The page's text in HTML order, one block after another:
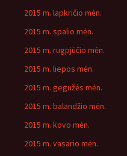
2015 m. lapkričio mėn.
2015 m. spalio mėn.
2015 m. rugpjūčio mėn.
2015 m. liepos mėn.
2015 m. gegužės mėn.
2015 m. balandžio mėn.
2015 m. kovo mėn.
2015 m. vasario mėn.